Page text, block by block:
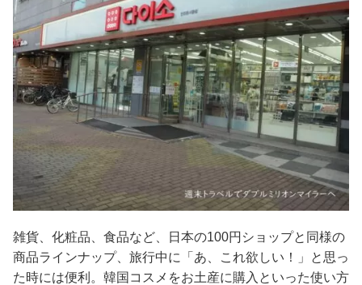
雑貨、化粧品、食品など、日本の100円ショップと同様の
商品ラインナップ、旅行中に「あ、これ欲しい！」と思っ
た時には便利。韓国コスメをお土産に購入といった使い方